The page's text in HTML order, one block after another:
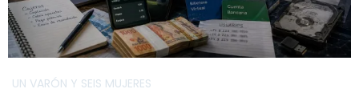
UN VARÓN Y SEIS MUJERES